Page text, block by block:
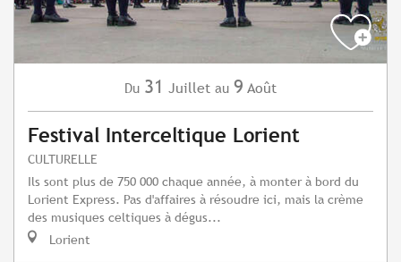
Du 31 Juillet au 9 Août
Festival Interceltique Lorient
CULTURELLE
Ils sont plus de 750 000 chaque année, à monter à bord du
Lorient Express. Pas d'affaires à résoudre ici, mais la crème
des musiques celtiques à dégus...
Lorient